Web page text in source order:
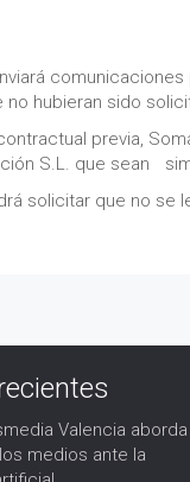
hubieran sido
previa,
S.L. que sean
solicitar que no
Valencia aborda
medios ante la